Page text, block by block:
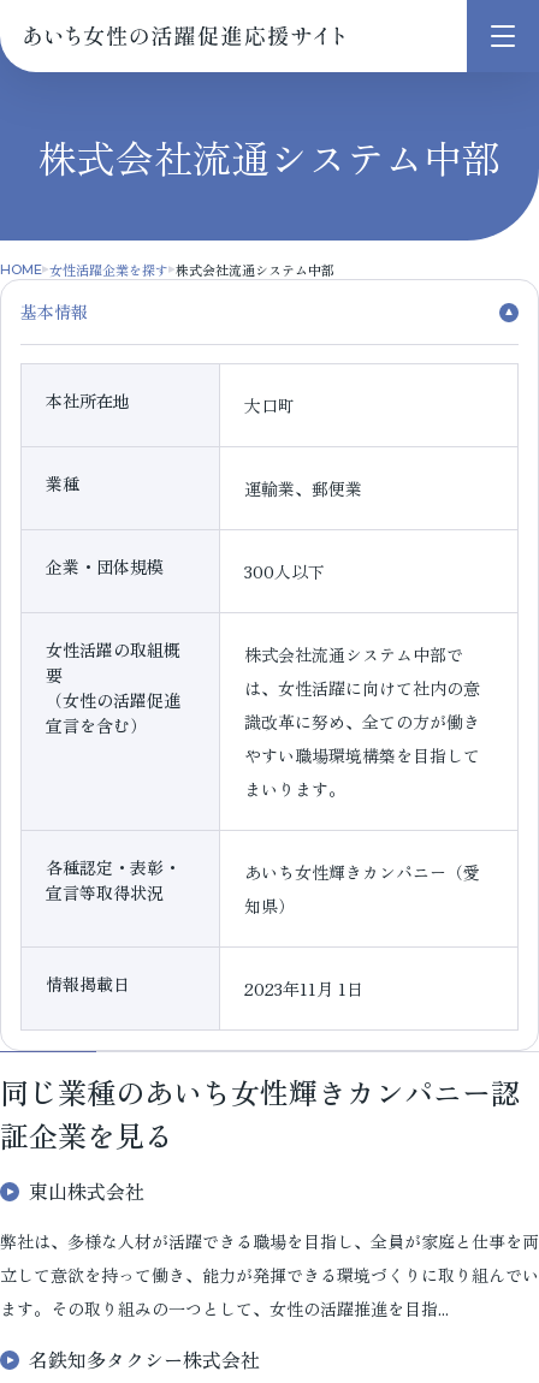
メ
株式会社流通システム中部
HOME 女性活躍企業を探す 株式会社流通システム中部
基本情報
本社所在地 大口町
業種 運輸業、郵便業
企業・団体規模 300人以下
女性活躍の取組概
要
（女性の活躍促進
宣言を含む）
株式会社流通システム中部で
は、女性活躍に向けて社内の意
識改革に努め、全ての方が働き
やすい職場環境構築を目指して
まいります。
各種認定・表彰・
宣言等取得状況
あいち女性輝きカンパニー（愛
知県）
情報掲載日 2023年11月 1日
同じ業種のあいち女性輝きカンパニー認
証企業を見る
東山株式会社
弊社は、多様な人材が活躍できる職場を目指し、全員が家庭と仕事を両
立して意欲を持って働き、能力が発揮できる環境づくりに取り組んでい
ます。その取り組みの一つとして、女性の活躍推進を目指...
名鉄知多タクシー株式会社